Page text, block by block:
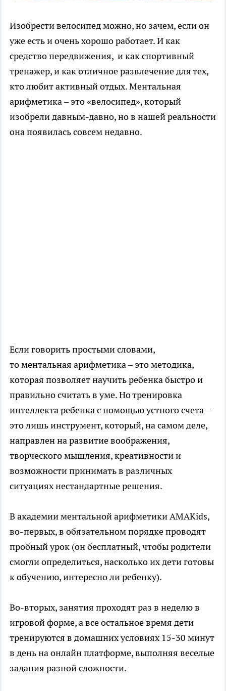
Изобрести велосипед можно, но зачем, если он
уже есть и очень хорошо работает. И как
средство передвижения, и как спортивный
тренажер, и как отличное развлечение для тех,
кто любит активный отдых. Ментальная
арифметика – это «велосипед», который
изобрели давным-давно, но в нашей реальности
она появилась совсем недавно.
Если говорить простыми словами,
то ментальная арифметика – это методика,
которая позволяет научить ребенка быстро и
правильно считать в уме. Но тренировка
интеллекта ребенка с помощью устного счета –
это лишь инструмент, который, на самом деле,
направлен на развитие воображения,
творческого мышления, креативности и
возможности принимать в различных
ситуациях нестандартные решения.
В академии ментальной арифметики AMAKids,
во-первых, в обязательном порядке проводят
пробный урок (он бесплатный, чтобы родители
смогли определиться, насколько их дети готовы
к обучению, интересно ли ребенку).
Во-вторых, занятия проходят раз в неделю в
игровой форме, а все остальное время дети
тренируются в домашних условиях 15-30 минут
в день на онлайн платформе, выполняя веселые
задания разной сложности.